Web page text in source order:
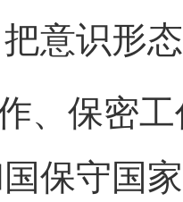
意识形
、保密
保守国